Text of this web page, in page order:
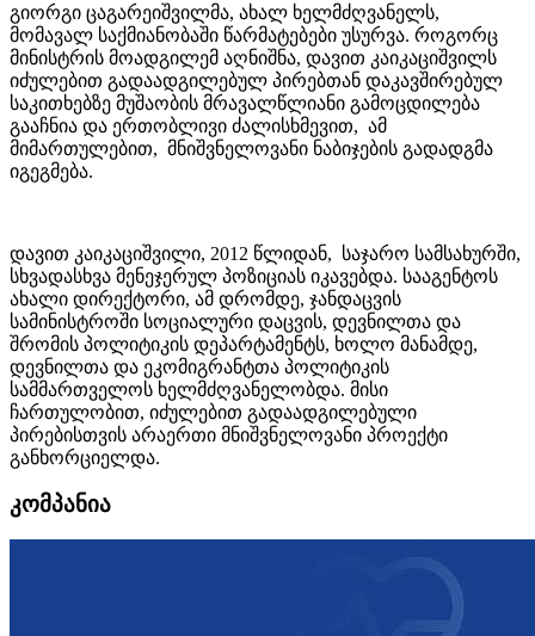
გიორგი ცაგარეიშვილმა, ახალ ხელმძღვანელს,
მომავალ საქმიანობაში წარმატებები უსურვა. როგორც
მინისტრის მოადგილემ აღნიშნა, დავით კაიკაციშვილს
იძულებით გადაადგილებულ პირებთან დაკავშირებულ
საკითხებზე მუშაობის მრავალწლიანი გამოცდილება
გააჩნია და ერთობლივი ძალისხმევით, ამ
მიმართულებით, მნიშვნელოვანი ნაბიჯების გადადგმა
იგეგმება.
დავით კაიკაციშვილი, 2012 წლიდან, საჯარო სამსახურში,
სხვადასხვა მენეჯერულ პოზიციას იკავებდა. სააგენტოს
ახალი დირექტორი, ამ დრომდე, ჯანდაცვის
სამინისტროში სოციალური დაცვის, დევნილთა და
შრომის პოლიტიკის დეპარტამენტს, ხოლო მანამდე,
დევნილთა და ეკომიგრანტთა პოლიტიკის
სამმართველოს ხელმძღვანელობდა. მისი
ჩართულობით, იძულებით გადაადგილებული
პირებისთვის არაერთი მნიშვნელოვანი პროექტი
განხორციელდა.
კომპანია